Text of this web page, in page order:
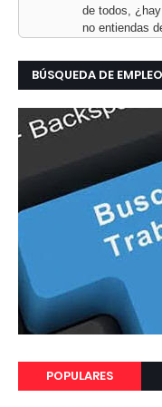
de todos,
no entiendas
BÚSQUEDA DE EMPLEO
POPULARES